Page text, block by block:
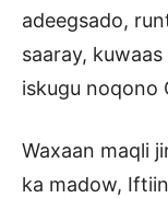
adeegsado,
saaray,
iskugu noqono
Waxaan maqli
ka madow,